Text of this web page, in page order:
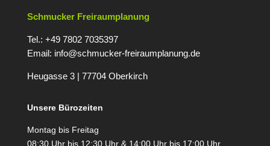
Schmucker Freiraumplanung
Tel.: +49 7802 7035397
Email: info@schmucker-freiraumplanung.de
Heugasse 3 | 77704 Oberkirch
Unsere Bürozeiten
Montag bis Freitag
08:30 Uhr bis 12:30 Uhr & 14:00 Uhr bis 17:00 Uhr